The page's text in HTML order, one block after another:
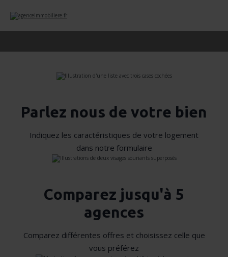
Parlez nous de votre bien
Indiquez les caractéristiques de votre logement
dans notre formulaire
Comparez jusqu'à 5
agences
Comparez différentes offres et choisissez celle que
vous préférez